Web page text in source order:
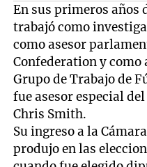
En sus primeros
trabajó como
como asesor
Confederation y
Grupo de Trabajo de
fue asesor especial
Chris Smith.
Su ingreso a la
produjo en las